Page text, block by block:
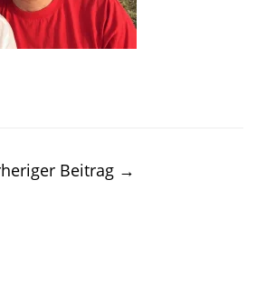
Beitrag →